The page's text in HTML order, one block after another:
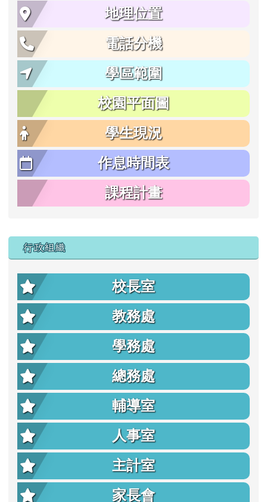
地理位置
電話分機
學區範圍
校園平面圖
學生現況
作息時間表
課程計畫
行政組織
校長室
教務處
學務處
總務處
輔導室
人事室
主計室
家長會